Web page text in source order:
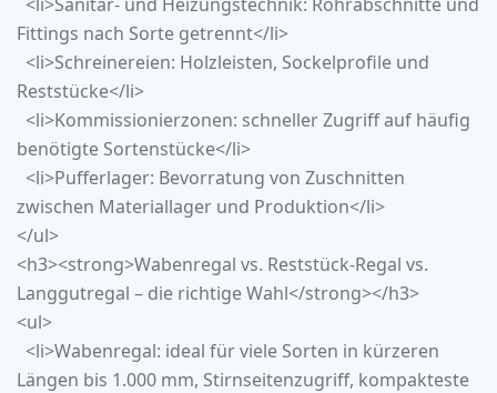
Fittings nach Sorte getrennt</li>
<li>Schreinereien: Holzleisten, Sockelprofile und
Reststücke</li>
<li>Kommissionierzonen: schneller Zugriff auf häufig
benötigte Sortenstücke</li>
<li>Pufferlager: Bevorratung von Zuschnitten
zwischen Materiallager und Produktion</li>
</ul>
<h3><strong>Wabenregal vs. Reststück-Regal vs.
Langgutregal – die richtige Wahl</strong></h3>
<ul>
<li>Wabenregal: ideal für viele Sorten in kürzeren
Längen bis 1.000 mm, Stirnseitenzugriff, kompakteste